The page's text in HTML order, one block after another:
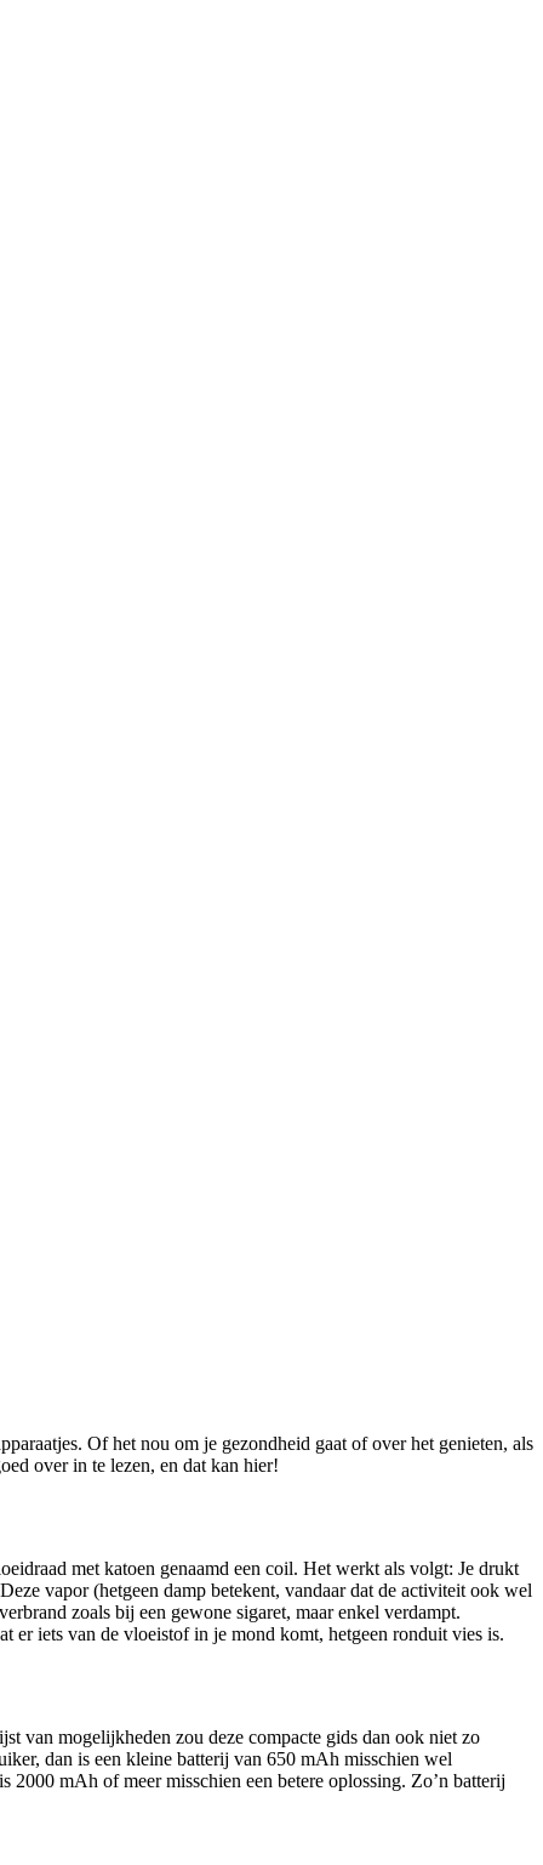
Of het nou om je gezondheid gaat of over het genieten, als
over in te lezen, en dat kan hier!
met katoen genaamd een coil. Het werkt als volgt: Je drukt
vapor (hetgeen damp betekent, vandaar dat de activiteit ook wel
zoals bij een gewone sigaret, maar enkel verdampt.
er iets van de vloeistof in je mond komt, hetgeen ronduit vies is.
van mogelijkheden zou deze compacte gids dan ook niet zo
dan is een kleine batterij van 650 mAh misschien wel
mAh of meer misschien een betere oplossing. Zo’n batterij